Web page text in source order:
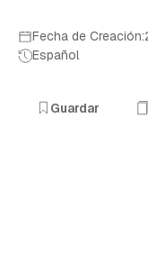
Fecha de
Español
Guardar